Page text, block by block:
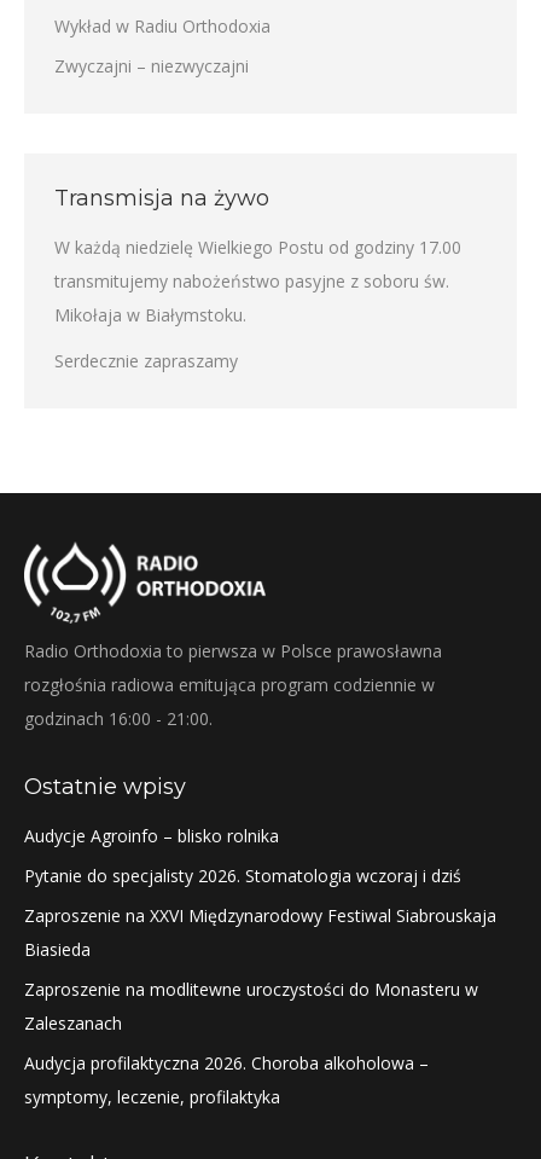
Wykład w Radiu Orthodoxia
Zwyczajni – niezwyczajni
Transmisja na żywo
W każdą niedzielę Wielkiego Postu od godziny 17.00
transmitujemy nabożeństwo pasyjne z soboru św.
Mikołaja w Białymstoku.
Serdecznie zapraszamy
Radio Orthodoxia to pierwsza w Polsce prawosławna
rozgłośnia radiowa emitująca program codziennie w
godzinach 16:00 - 21:00.
Ostatnie wpisy
Audycje Agroinfo – blisko rolnika
Pytanie do specjalisty 2026. Stomatologia wczoraj i dziś
Zaproszenie na XXVI Międzynarodowy Festiwal Siabrouskaja
Biasieda
Zaproszenie na modlitewne uroczystości do Monasteru w
Zaleszanach
Audycja profilaktyczna 2026. Choroba alkoholowa –
symptomy, leczenie, profilaktyka